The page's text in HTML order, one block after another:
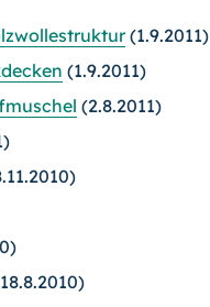
(1.9.2011)
(1.9.2011)
(2.8.2011)